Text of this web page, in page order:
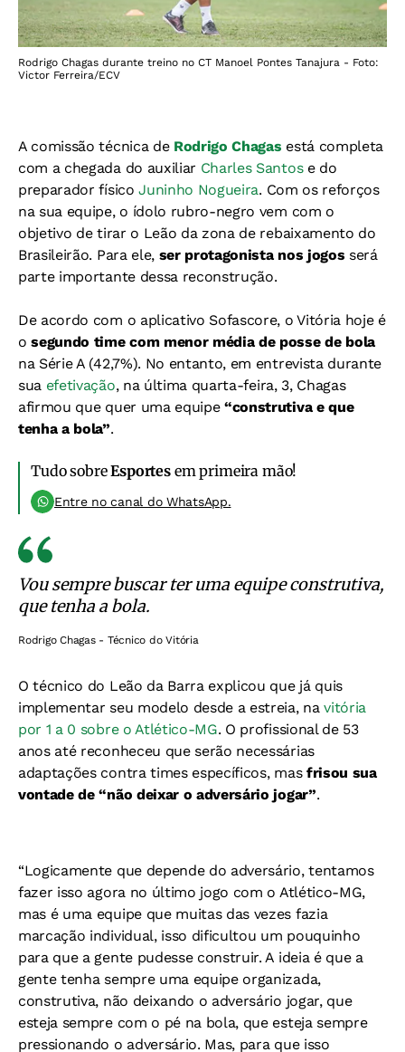
Rodrigo Chagas durante treino no CT Manoel Pontes Tanajura - Foto:
Victor Ferreira/ECV
A comissão técnica de Rodrigo Chagas está completa
com a chegada do auxiliar Charles Santose do
preparador físicoJuninho Nogueira. Com os reforços
na sua equipe, o ídolo rubro-negro vem com o
objetivo de tirar o Leão da zona de rebaixamento do
Brasileirão. Para ele, ser protagonista nos jogos será
parte importante dessa reconstrução.
De acordo com o aplicativo Sofascore, o Vitória hoje é
osegundo time com menor média de posse de bola
na Série A (42,7%). No entanto, em entrevista durante
sua efetivação, na última quarta-feira, 3, Chagas
afirmou que quer uma equipe“construtiva e que
tenha a bola”.
Tudo sobreEsportesem primeira mão!
Entre no canal do WhatsApp.
Vou sempre buscar ter uma equipe construtiva,
que tenha a bola.
Rodrigo Chagas - Técnico do Vitória
O técnico do Leão da Barra explicou que já quis
implementar seu modelo desde a estreia, navitória
por 1 a 0 sobre o Atlético-MG. O profissional de 53
anos até reconheceu que serão necessárias
adaptações contra times específicos, mas frisou sua
vontade de “não deixar o adversário jogar”.
“Logicamente que depende do adversário, tentamos
fazer isso agora no último jogo com o Atlético-MG,
mas é uma equipe que muitas das vezes fazia
marcação individual, isso dificultou um pouquinho
para que a gente pudesse construir. A ideia é que a
gente tenha sempre uma equipe organizada,
construtiva, não deixando o adversário jogar, que
esteja sempre com o pé na bola, que esteja sempre
pressionando o adversário. Mas, para que isso